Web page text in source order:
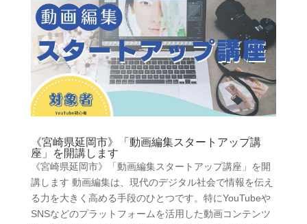
《宮崎県延岡市》「動画編集スタートアップ講
座」を開講します
《宮崎県延岡市》「動画編集スタートアップ講座」を開
講します 動画編集は、現代のデジタル社会で情報を伝え
る力を大きく高める手段のひとつです。特にYouTubeや
SNSなどのプラットフォームを活用した動画コンテンツ